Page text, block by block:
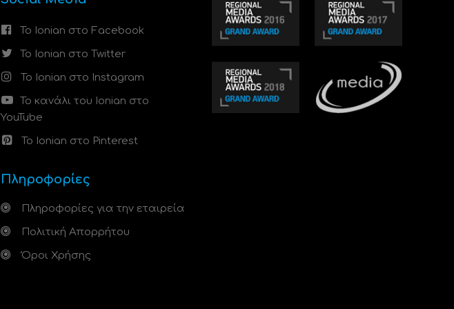
Το Ionian στο Facebook
Το Ionian στο Twitter
Το Ionian στο Instagram
Το κανάλι του Ionian στο
YouTube
Το Ionian στο Pinterest
Πληροφορίες
Πληροφορίες για την εταιρεία
Πολιτική Απορρήτου
Όροι Χρήσης